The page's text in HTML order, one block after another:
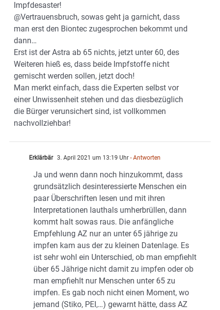
Impfdesaster!
@Vertrauensbruch, sowas geht ja garnicht, dass
man erst den Biontec zugesprochen bekommt und
dann…
Erst ist der Astra ab 65 nichts, jetzt unter 60, des
Weiteren hieß es, dass beide Impfstoffe nicht
gemischt werden sollen, jetzt doch!
Man merkt einfach, dass die Experten selbst vor
einer Unwissenheit stehen und das diesbezüglich
die Bürger verunsichert sind, ist vollkommen
nachvollziehbar!
Erklärbär 3. April 2021 um 13:19 Uhr - Antworten
Ja und wenn dann noch hinzukommt, dass
grundsätzlich desinteressierte Menschen ein
paar Überschriften lesen und mit ihren
Interpretationen lauthals umherbrüllen, dann
kommt halt sowas raus. Die anfängliche
Empfehlung AZ nur an unter 65 jährige zu
impfen kam aus der zu kleinen Datenlage. Es
ist sehr wohl ein Unterschied, ob man empfiehlt
über 65 Jährige nicht damit zu impfen oder ob
man empfiehlt nur Menschen unter 65 zu
impfen. Es gab noch nicht einen Moment, wo
jemand (Stiko, PEI,…) gewarnt hätte, dass AZ